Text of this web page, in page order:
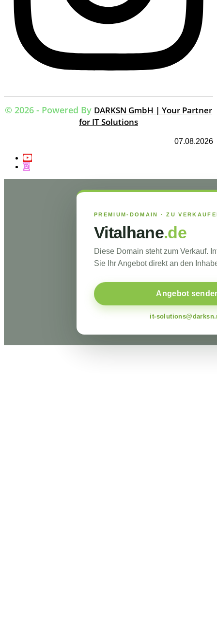
© 2026 - Powered By DARKSN GmbH | Your Partner
for IT Solutions
07.08.2026
PREMIUM-DOMAIN · ZU
Vitalhane.de
Diese Domain steht zum Verkauf.
Sie Ihr Angebot direkt an den
Angebot
it-